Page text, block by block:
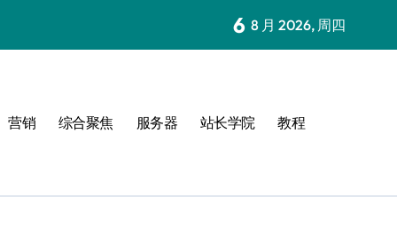
6 8 月 2026, 周四
营销 综合聚焦 服务器 站长学院 教程